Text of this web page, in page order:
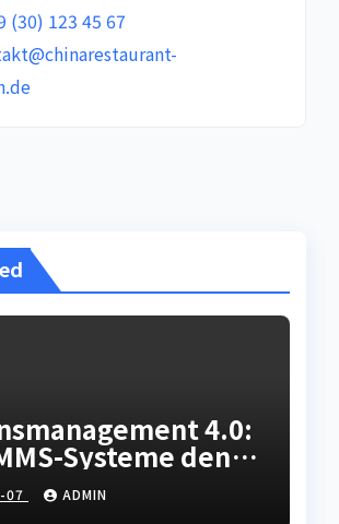
(30) 123 45 67
4.0:
Systeme den
in der
abfedern
07 ADMIN